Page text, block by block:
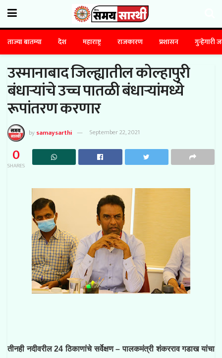
ताज्या बातम्या देश महाराष्ट्र राजकारण प्रशासन गुन्हेगारी
उस्मानाबाद जिल्ह्यातील कोल्हापुरी
बंधाऱ्यांचे उच्च पातळी बंधाऱ्यांमध्ये
रूपांतरण करणार
bysamaysarthi September 22, 2021
0
SHARES
तीनही नदीवरील 24 ठिकाणांचे सर्वेक्षण – पालकमंत्री शंकरराव गडाख यांचा